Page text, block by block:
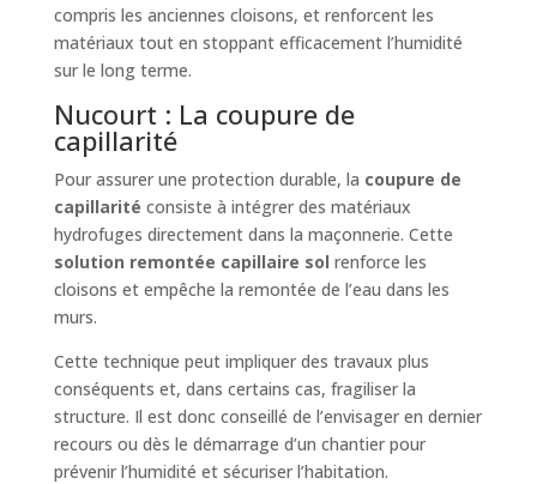
compris les anciennes cloisons, et renforcent les
matériaux tout en stoppant efficacement l’humidité
sur le long terme.
Nucourt : La coupure de
capillarité
Pour assurer une protection durable, la coupure de
capillarité consiste à intégrer des matériaux
hydrofuges directement dans la maçonnerie. Cette
solution remontée capillaire sol renforce les
cloisons et empêche la remontée de l’eau dans les
murs.
Cette technique peut impliquer des travaux plus
conséquents et, dans certains cas, fragiliser la
structure. Il est donc conseillé de l’envisager en dernier
recours ou dès le démarrage d’un chantier pour
prévenir l’humidité et sécuriser l’habitation.